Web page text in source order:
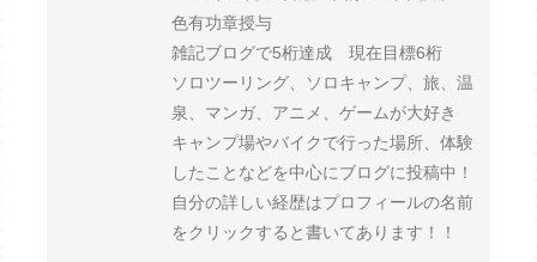
色有功章授与
雑記ブログで5桁達成 現在目標6桁
ソロツーリング、ソロキャンプ、旅、温
泉、マンガ、アニメ、ゲームが大好き
キャンプ場やバイクで行った場所、体験
したことなどを中心にブログに投稿中！
自分の詳しい経歴はプロフィールの名前
をクリックすると書いてあります！！